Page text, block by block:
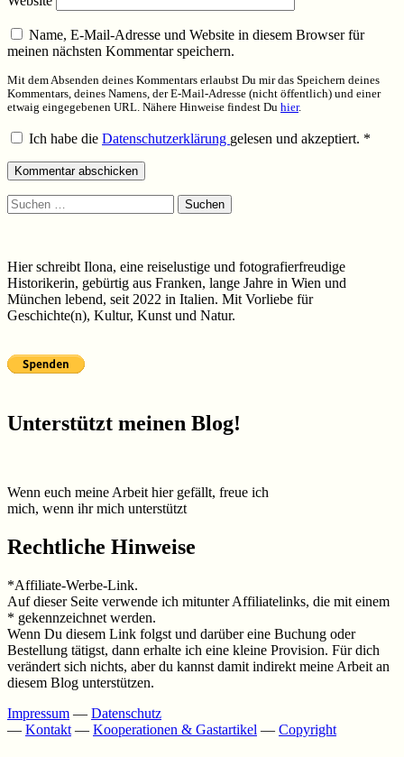
Name, E-Mail-Adresse und Website in diesem Browser für
meinen nächsten Kommentar speichern.
Mit dem Absenden deines Kommentars erlaubst Du mir das Speichern deines
Kommentars, deines Namens, der E-Mail-Adresse (nicht öffentlich) und einer
etwaig eingegebenen URL. Nähere Hinweise findest Du hier.
Ich habe die Datenschutzerklärung gelesen und akzeptiert. *
Suchen
nach:
Hier schreibt Ilona, eine reiselustige und fotografierfreudige
Historikerin, gebürtig aus Franken, lange Jahre in Wien und
München lebend, seit 2022 in Italien. Mit Vorliebe für
Geschichte(n), Kultur, Kunst und Natur.
Unterstützt meinen Blog!
Wenn euch meine Arbeit hier gefällt, freue ich
mich, wenn ihr mich unterstützt
Rechtliche Hinweise
*Affiliate-Werbe-Link.
Auf dieser Seite verwende ich mitunter Affiliatelinks, die mit einem
* gekennzeichnet werden.
Wenn Du diesem Link folgst und darüber eine Buchung oder
Bestellung tätigst, dann erhalte ich eine kleine Provision. Für dich
verändert sich nichts, aber du kannst damit indirekt meine Arbeit an
diesem Blog unterstützen.
Impressum — Datenschutz
— Kontakt — Kooperationen & Gastartikel — Copyright